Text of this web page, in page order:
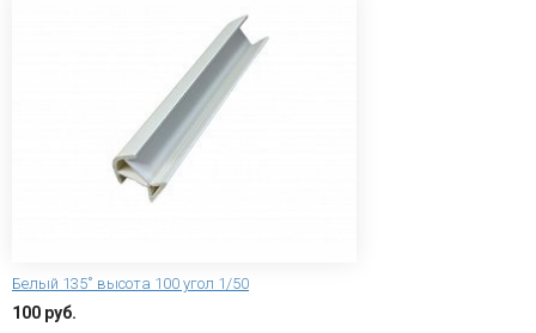
Белый 135˚ высота 100 угол 1/50
100 руб.